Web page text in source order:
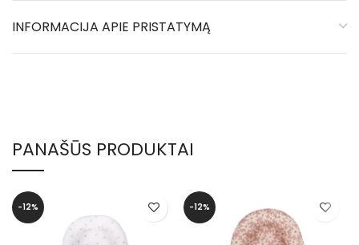
INFORMACIJA APIE PRISTATYMĄ
PANAŠŪS PRODUKTAI
-12% -12%